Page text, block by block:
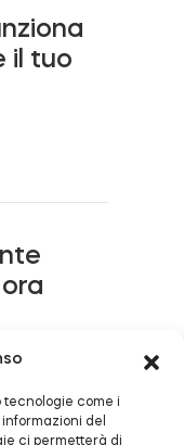
tecnologie come i
del
ci permetterà di
il tuo